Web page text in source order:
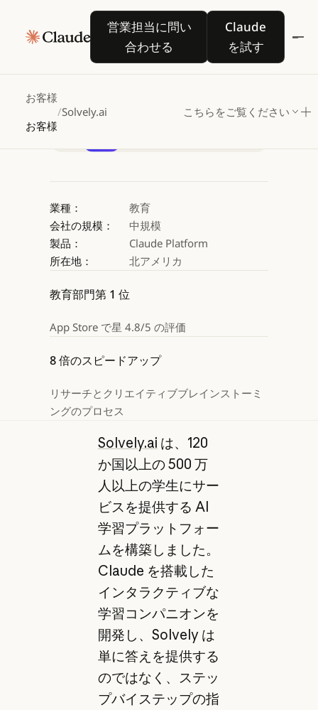
営業担当に問い
合わせる
営業担当に問い合わせる
Claude
を試す
Claude を試す
お客様
お客様
/Solvely.ai こちらをご覧ください
Solvely.aiがClaude
でグローバルな学びを
Claude を試す
業種：
教育
会社の規模：
中規模
製品：
Claude Platform
所在地：
北アメリカ
教育部門第 1 位
App Store で星 4.8/5 の評価
8 倍のスピードアップ
リサーチとクリエイティブブレインストーミ
ングのプロセス
Solvely.ai は、120
か国以上の 500 万
人以上の学生にサー
ビスを提供する AI
学習プラットフォー
ムを構築しました。
Claude を搭載した
インタラクティブな
学習コンパニオンを
開発し、Solvely は
単に答えを提供する
のではなく、ステッ
プバイステップの指